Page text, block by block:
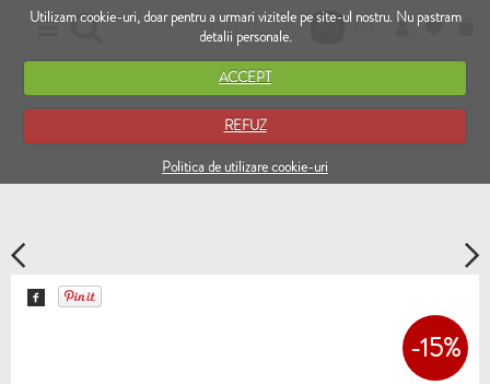
Utilizam cookie-uri, doar pentru a urmari vizitele pe site-ul nostru. Nu pastram
detalii personale.
ACCEPT
REFUZ
Politica de utilizare cookie-uri
RO EN
-15%